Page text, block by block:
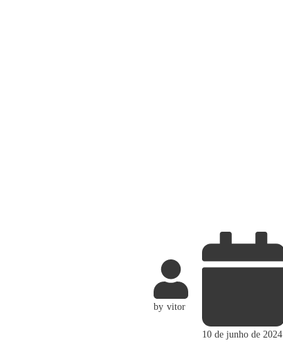
by vitor
10 de junho de 2024